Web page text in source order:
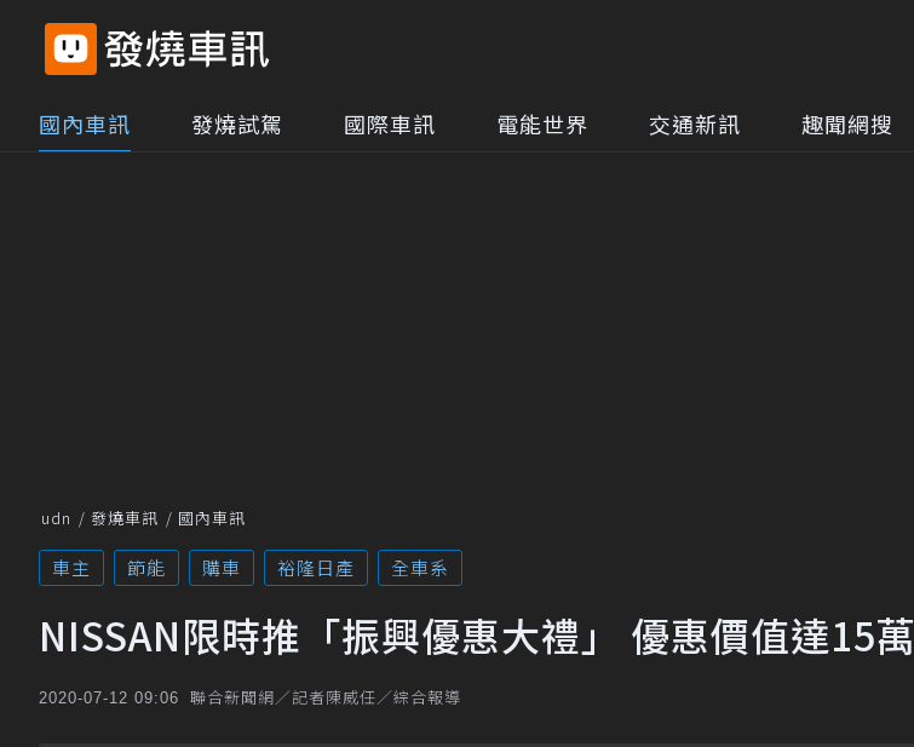
國內車訊 發燒試駕 國際車訊 電能世界 交通新訊 趣聞網搜
udn 發燒車訊 國內車訊
車主 節能 購車 裕隆日產 全車系
NISSAN限時推「振興優惠大禮」 優惠價值達15萬
2020-07-12 09:06 聯合新聞網／記者陳威任／綜合報導